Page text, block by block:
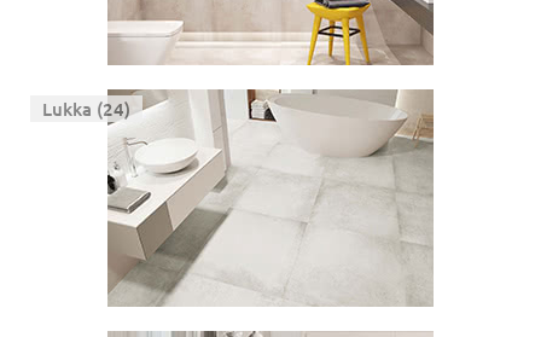
Lukka (24)